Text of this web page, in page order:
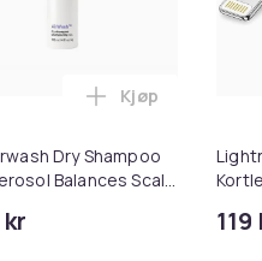
Converter 1080p - Adapter i
Dry Shampoo
Balances Scalp
Legg K18
Kjøp
119